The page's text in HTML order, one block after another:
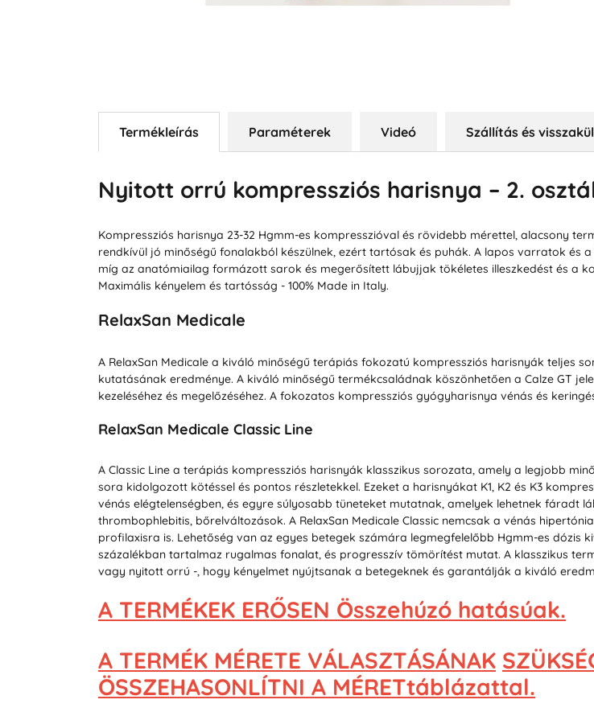
Termékleírás Paraméterek Videó Szállítás és
Nyitott orrú kompressziós harisnya – 2.
Kompressziós harisnya 23-32 Hgmm-es kompresszióval és rövidebb mérettel, alacsony
rendkívül jó minőségű fonalakból készülnek, ezért tartósak és puhák. A lapos varratok és
míg az anatómiailag formázott sarok és megerősített lábujjak tökéletes illeszkedést és a
Maximális kényelem és tartósság - 100% Made in Italy.
RelaxSan Medicale
A RelaxSan Medicale a kiváló minőségű terápiás fokozatú kompressziós harisnyák teljes
kutatásának eredménye. A kiváló minőségű termékcsaládnak köszönhetően a Calze GT
kezeléséhez és megelőzéséhez. A fokozatos kompressziós gyógyharisnya vénás és
RelaxSan Medicale Classic Line
A Classic Line a terápiás kompressziós harisnyák klasszikus sorozata, amely a legjobb
sora kidolgozott kötéssel és pontos részletekkel. Ezeket a harisnyákat K1, K2 és K3
vénás elégtelenségben, és egyre súlyosabb tüneteket mutatnak, amelyek lehetnek fáradt
thrombophlebitis, bőrelváltozások. A RelaxSan Medicale Classic nemcsak a vénás
profilaxisra is. Lehetőség van az egyes betegek számára legmegfelelőbb Hgmm-es dózis
százalékban tartalmaz rugalmas fonalat, és progresszív tömörítést mutat. A klasszikus
vagy nyitott orrú -, hogy kényelmet nyújtsanak a betegeknek és garantálják a kiváló
A TERMÉKEK ERŐSEN Összehúzó hatásúak.
A TERMÉK MÉRETE VÁLASZTÁSÁNAK
ÖSSZEHASONLÍTNI A MÉRETtáblázattal.